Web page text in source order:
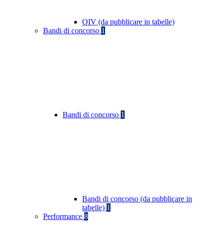
OIV (da pubblicare in tabelle)
Bandi di concorso 1
Bandi di concorso 1
Bandi di concorso (da pubblicare in
tabelle) 1
Performance 8